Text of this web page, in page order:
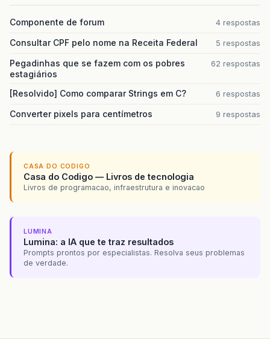
Componente de forum 4 respostas
Consultar CPF pelo nome na Receita Federal 5 respostas
Pegadinhas que se fazem com os pobres
estagiários
62 respostas
[Resolvido] Como comparar Strings em C? 6 respostas
Converter pixels para centímetros 9 respostas
CASA DO CODIGO
Casa do Codigo — Livros de tecnologia
Livros de programacao, infraestrutura e inovacao
LUMINA
Lumina: a IA que te traz resultados
Prompts prontos por especialistas. Resolva seus problemas
de verdade.